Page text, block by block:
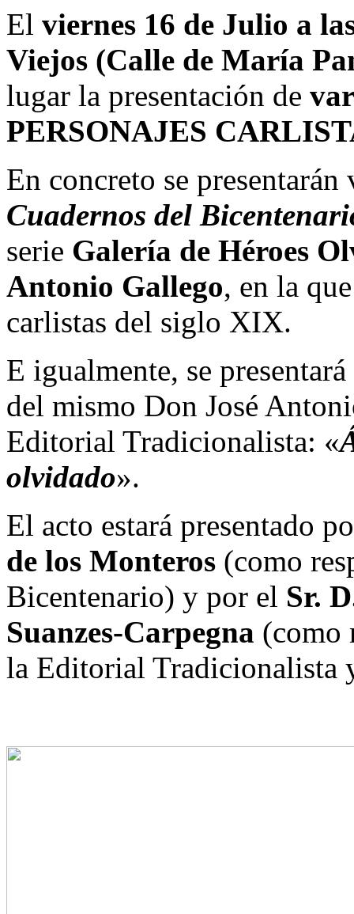
El viernes 16 de Julio a
Viejos (Calle de María
lugar la presentación de
PERSONAJES
En concreto se
Cuadernos del
serie Galería de Héroes
Antonio Gallego, en la
carlistas del siglo XIX.
E igualmente, se
del mismo Don José
Editorial Tradicionalista: «
olvidado».
El acto estará presentado
de los Monteros (como
Bicentenario) y por el Sr.
Suanzes-Carpegna (como
la Editorial Tradicionalista